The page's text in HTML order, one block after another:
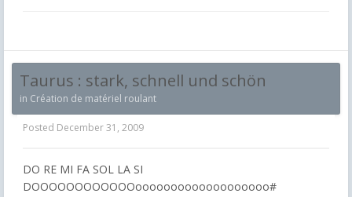
Taurus : stark, schnell und schön
in Création de matériel roulant
Posted December 31, 2009
DO RE MI FA SOL LA SI
DOOOOOOOOOOOOooooooooooooooooooo#